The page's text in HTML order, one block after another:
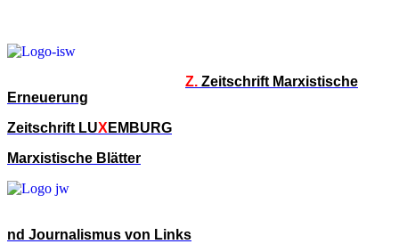
Z. Zeitschrift Marxistische
Erneuerung
Zeitschrift LUX EMBURG
Marxistische Blätter
nd Journalismus von Links